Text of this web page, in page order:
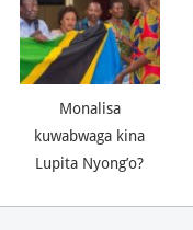
Monalisa
kuwabwaga kina
Lupita Nyong’o?